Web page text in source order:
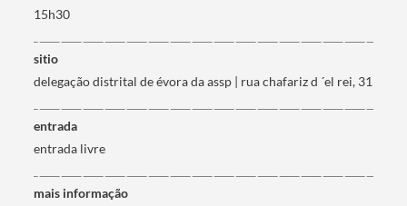
15h30
sitio
delegação distrital de évora da assp | rua chafariz d ´el rei, 31
entrada
entrada livre
mais informação